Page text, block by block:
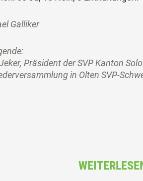
Galliker
Präsident der SVP Kanton
in Olten SVP-